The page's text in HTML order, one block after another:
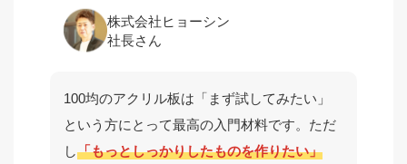
株式会社ヒョーシン
社長さん
100均のアクリル板は「まず試してみたい」
という方にとって最高の入門材料です。ただ
し「もっとしっかりしたものを作りたい」